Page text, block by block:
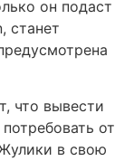
он подаст
станет
что вывести
от
в свою